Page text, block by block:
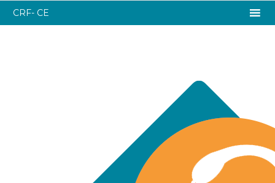
CRF- CE